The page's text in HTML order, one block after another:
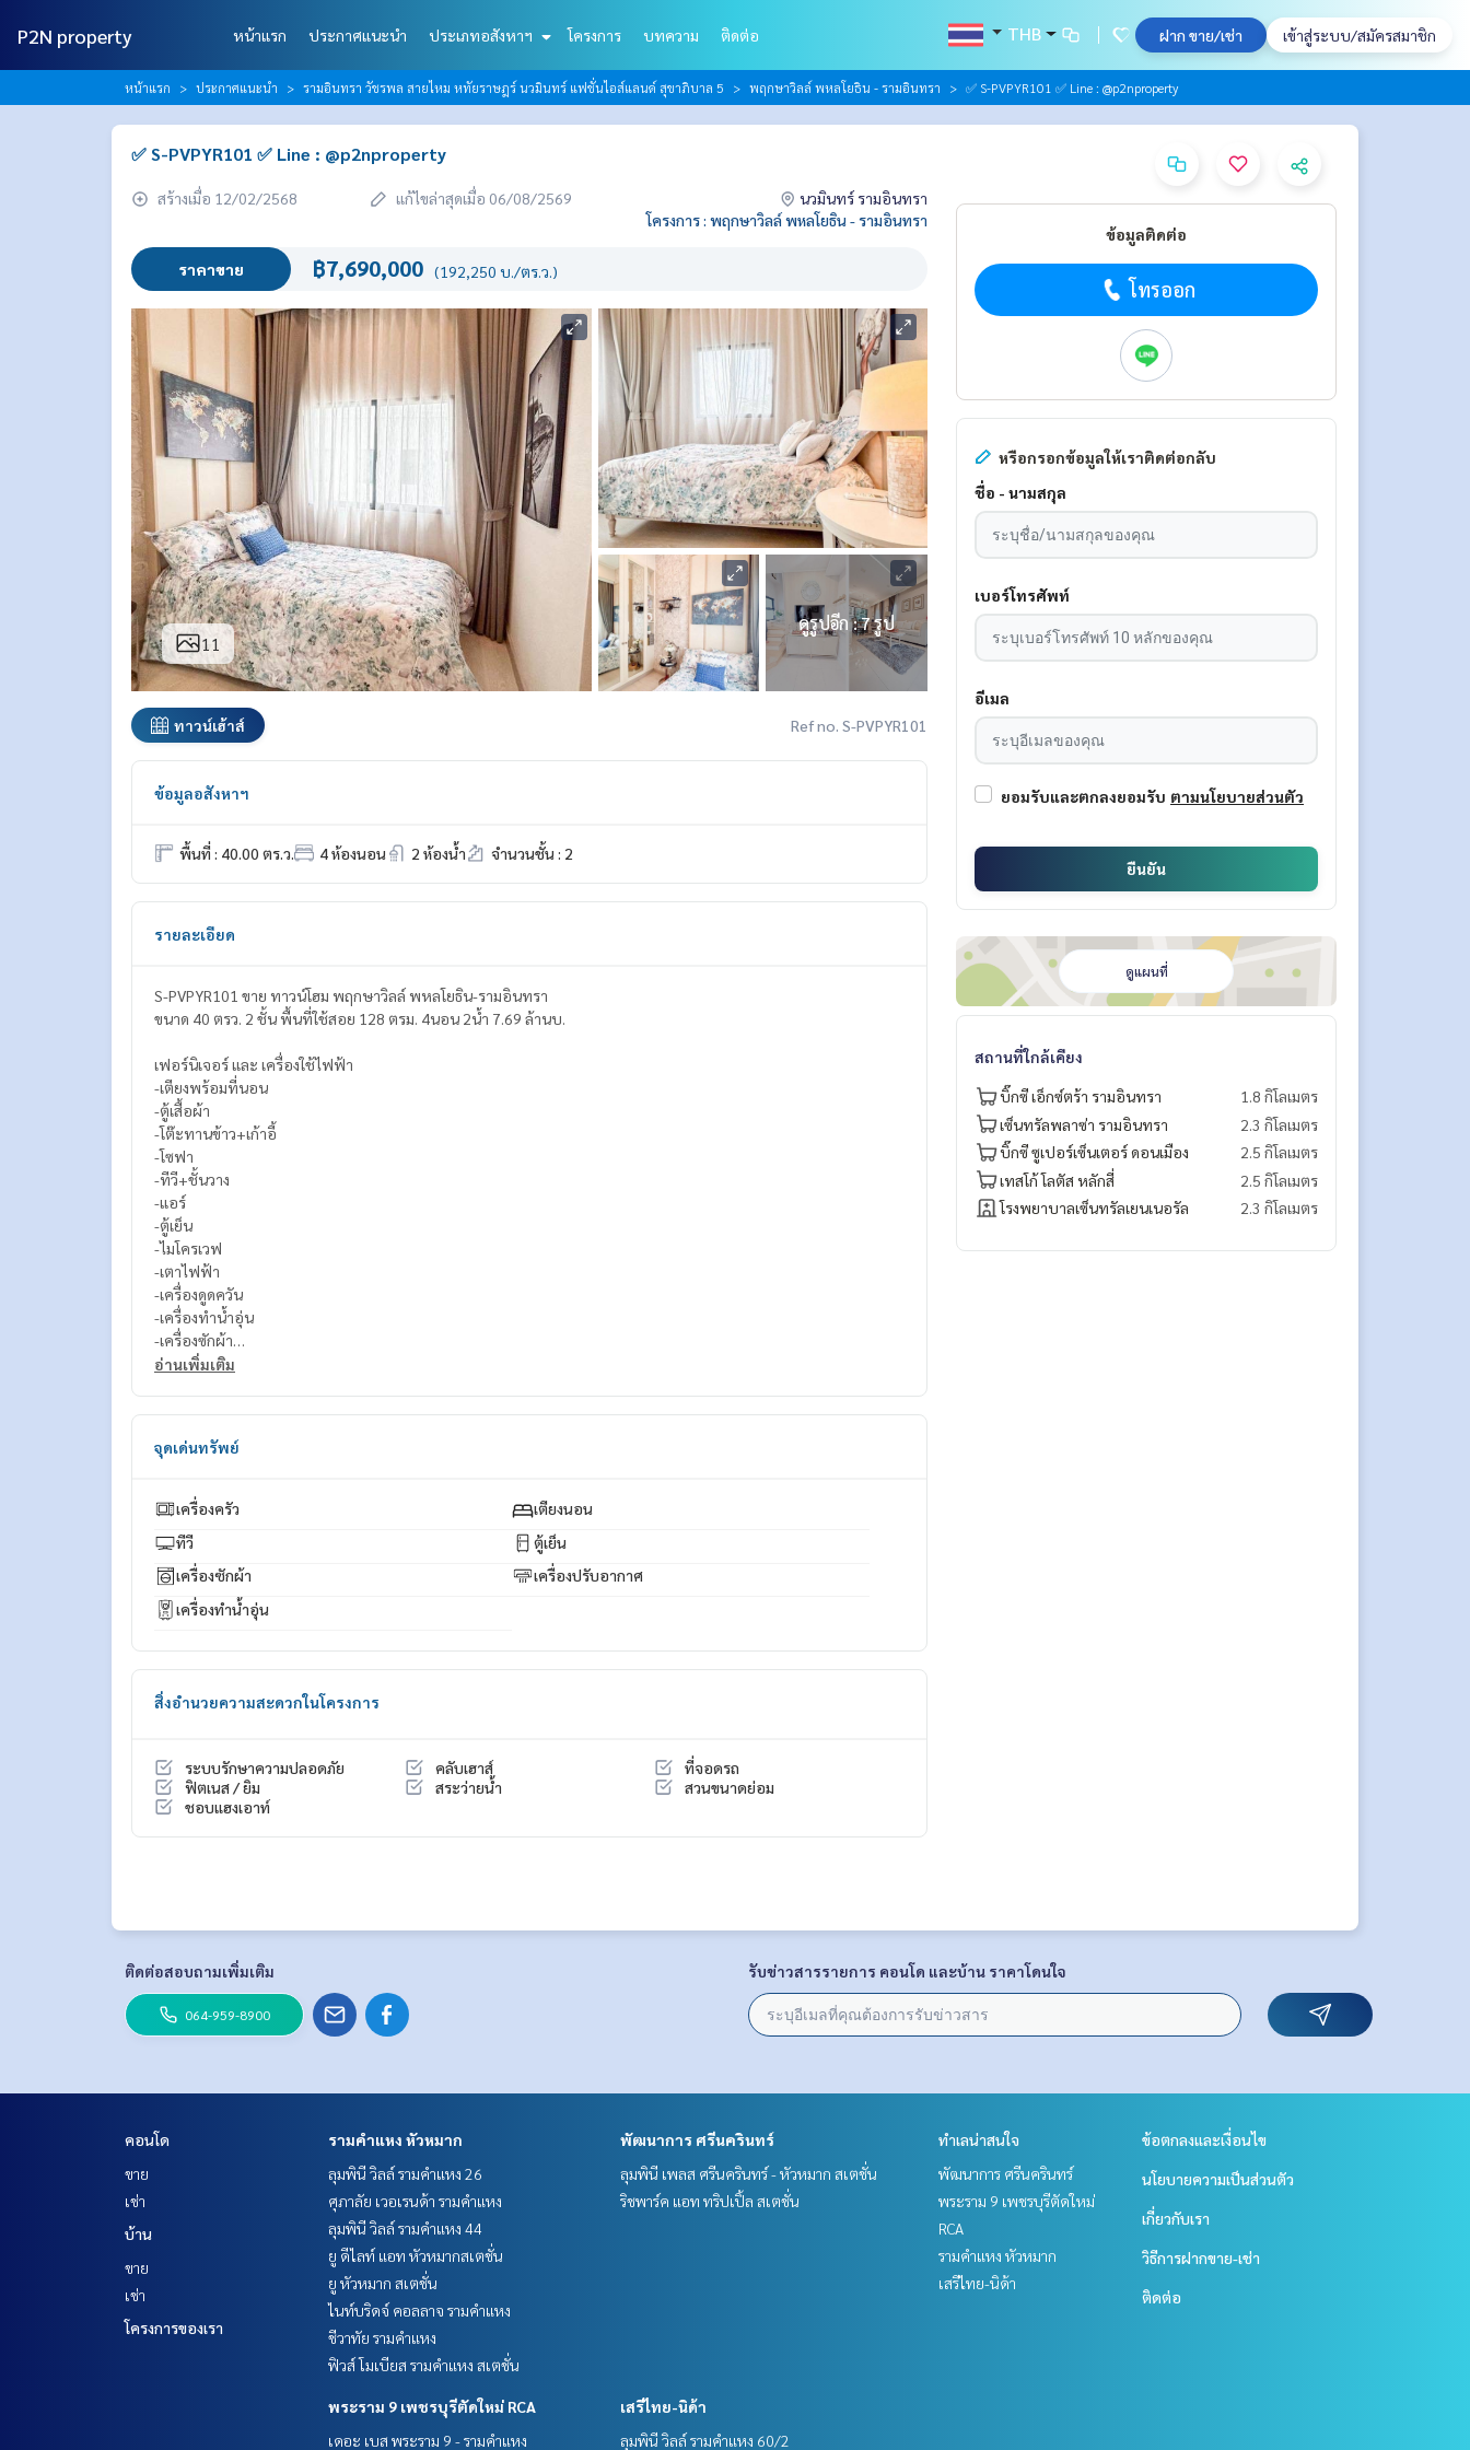
P2N property หน้าแรก ประกาศแนะนำ ประเภทอสังหาฯ โครงการ บทความ ติดต่อ THB ฝาก ขาย/เช่า เข้าสู่ระบบ/สมัครสมาชิก
หน้าแรก ประกาศแนะนำ รามอินทรา วัชรพล สายไหม หทัยราษฎร์ นวมินทร์ แฟชั่นไอส์แลนด์ สุขาภิบาล 5 พฤกษาวิลล์ พหลโยธิน - รามอินทรา ✅ S-PVPYR101 ✅ Line : @p2nproperty
✅ S-PVPYR101 ✅ Line : @p2nproperty
สร้างเมื่อ 12/02/2568 แก้ไขล่าสุดเมื่อ 06/08/2569
นวมินทร์ รามอินทรา
โครงการ : พฤกษาวิลล์ พหลโยธิน - รามอินทรา
ราคาขาย ฿7,690,000 (192,250 บ./ตร.ว.)
11
ดูรูปอีก : 7 รูป
ทาวน์เฮ้าส์ Ref no. S-PVPYR101
ข้อมูลอสังหาฯ
พื้นที่ : 40.00 ตร.ว. 4 ห้องนอน 2 ห้องน้ำ จำนวนชั้น : 2
รายละเอียด
S-PVPYR101 ขาย ทาวน์โฮม พฤกษาวิลล์ พหลโยธิน-รามอินทรา
ขนาด 40 ตรว. 2 ชั้น พื้นที่ใช้สอย 128 ตรม. 4นอน 2น้ำ 7.69 ล้านบ.
เฟอร์นิเจอร์ และ เครื่องใช้ไฟฟ้า
-เตียงพร้อมที่นอน
-ตู้เสื้อผ้า
-โต๊ะทานข้าว+เก้าอี้
-โซฟา
-ทีวี+ชั้นวาง
-แอร์
-ตู้เย็น
-ไมโครเวฟ
-เตาไฟฟ้า
-เครื่องดูดควัน
-เครื่องทำน้ำอุ่น
-เครื่องซักผ้า
แอดมิน064-959-8900
* มีห้องให้เลือกมากมายจากหลายโครงการ
https://www.p2nproperty.com
** รับฝากเงิน ขาย-เช่าคอนโด บ้าน ที่ดิน และอสังหาริมทรัพย์ทุกประเภท ทุกแห่งในกรุงเทพฯ.
อ่านเพิ่มเติม
จุดเด่นทรัพย์
เครื่องครัว
เตียงนอน
ทีวี
ตู้เย็น
เครื่องซักผ้า
เครื่องปรับอากาศ
เครื่องทำน้ำอุ่น
สิ่งอำนวยความสะดวกในโครงการ
ระบบรักษาความปลอดภัย คลับเฮาส์
ที่จอดรถ
ฟิตเนส / ยิม
สระว่ายน้ำ
สวนขนาดย่อม
ชอบแฮงเอาท์
ข้อมูลติดต่อ
โทรออก
หรือกรอกข้อมูลให้เราติดต่อกลับ
ชื่อ - นามสกุล
เบอร์โทรศัพท์
อีเมล
ยอมรับและตกลงยอมรับ ตามนโยบายส่วนตัว
ยืนยัน
ดูแผนที่
สถานที่ใกล้เคียง
บิ๊กซี เอ็กซ์ตร้า รามอินทรา
1.8 กิโลเมตร
เซ็นทรัลพลาซ่า รามอินทรา
2.3 กิโลเมตร
บิ๊กซี ซูเปอร์เซ็นเตอร์ ดอนเมือง
2.5 กิโลเมตร
เทสโก้ โลตัส หลักสี่
2.5 กิโลเมตร
โรงพยาบาลเซ็นทรัลเยนเนอรัล
2.3 กิโลเมตร
ติดต่อสอบถามเพิ่มเติม
064-959-8900
รับข่าวสารรายการ คอนโด และบ้าน ราคาโดนใจ
คอนโด
ขาย
เช่า
บ้าน
ขาย
เช่า
โครงการของเรา
รามคำแหง หัวหมาก
ลุมพินี วิลล์ รามคำแหง 26
ศุภาลัย เวอเรนด้า รามคำแหง
ลุมพินี วิลล์ รามคำแหง 44
ยู ดีไลท์ แอท หัวหมากสเตชั่น
ยู หัวหมาก สเตชั่น
ไนท์บริดจ์ คอลลาจ รามคำแหง
ชีวาทัย รามคำแหง
ฟิวส์ โมเบียส รามคำแหง สเตชั่น
พัฒนาการ ศรีนครินทร์
ลุมพินี เพลส ศรีนครินทร์ - หัวหมาก สเตชั่น
ริชพาร์ค แอท ทริปเปิ้ล สเตชั่น
พระราม 9 เพชรบุรีตัดใหม่ RCA
เดอะ เบส พระราม 9 - รามคำแหง
เสรีไทย-นิด้า
ลุมพินี วิลล์ รามคำแหง 60/2
ทำเลน่าสนใจ
พัฒนาการ ศรีนครินทร์
พระราม 9 เพชรบุรีตัดใหม่
RCA
รามคำแหง หัวหมาก
เสรีไทย-นิด้า
ข้อตกลงและเงื่อนไข
นโยบายความเป็นส่วนตัว
เกี่ยวกับเรา
วิธีการฝากขาย-เช่า
ติดต่อ